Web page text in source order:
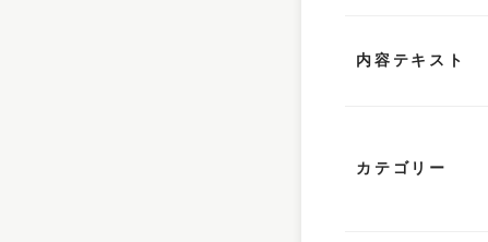
内容テキスト
カテゴリー